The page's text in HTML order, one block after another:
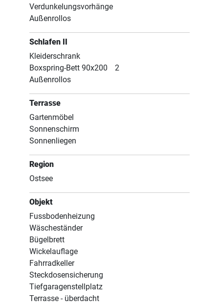
Verdunkelungsvorhänge
Außenrollos
Schlafen II
Kleiderschrank
Boxspring-Bett 90x200
2
Außenrollos
Terrasse
Gartenmöbel
Sonnenschirm
Sonnenliegen
Region
Ostsee
Objekt
Fussbodenheizung
Wäscheständer
Bügelbrett
Wickelauflage
Fahrradkeller
Steckdosensicherung
Tiefgaragenstellplatz
Terrasse - überdacht